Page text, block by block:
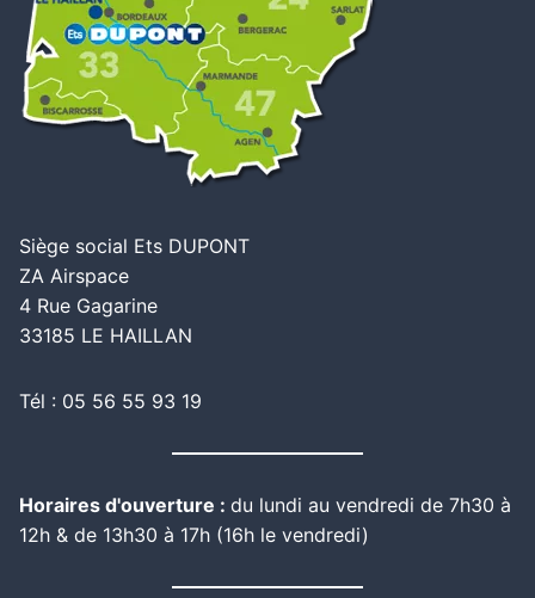
Siège social Ets DUPONT
ZA Airspace
4 Rue Gagarine
33185 LE HAILLAN
Tél : 05 56 55 93 19
Horaires d'ouverture : du lundi au vendredi de 7h30 à
12h & de 13h30 à 17h (16h le vendredi)